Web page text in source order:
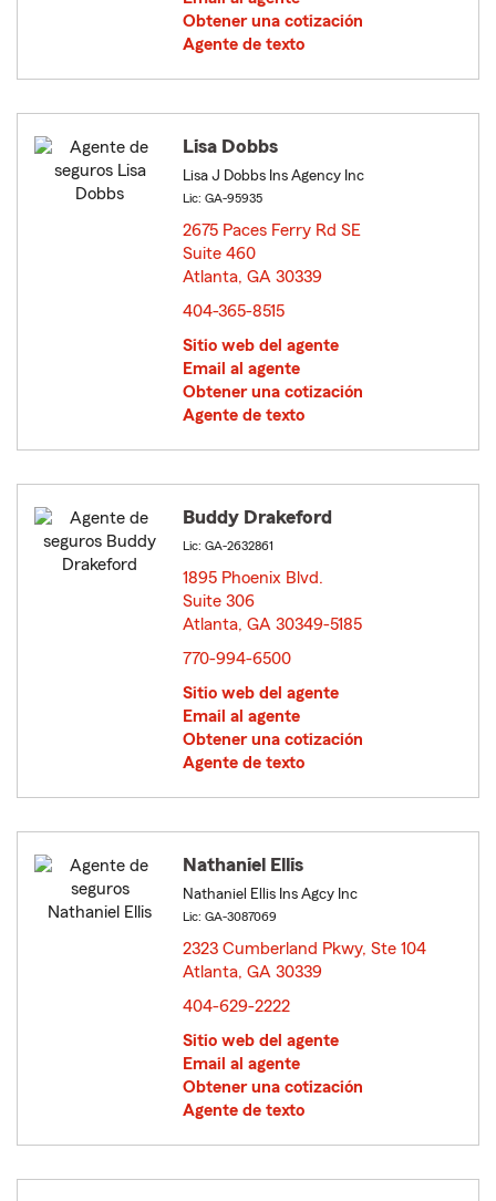
Obtener una cotización
Agente de texto
Lisa Dobbs
Lisa J Dobbs Ins Agency Inc
Lic: GA-95935
2675 Paces Ferry Rd SE
Suite 460
Atlanta, GA 30339
404-365-8515
Sitio web del agente
Email al agente
Obtener una cotización
Agente de texto
Buddy Drakeford
Lic: GA-2632861
1895 Phoenix Blvd.
Suite 306
Atlanta, GA 30349-5185
770-994-6500
Sitio web del agente
Email al agente
Obtener una cotización
Agente de texto
Nathaniel Ellis
Nathaniel Ellis Ins Agcy Inc
Lic: GA-3087069
2323 Cumberland Pkwy, Ste 104
Atlanta, GA 30339
404-629-2222
Sitio web del agente
Email al agente
Obtener una cotización
Agente de texto